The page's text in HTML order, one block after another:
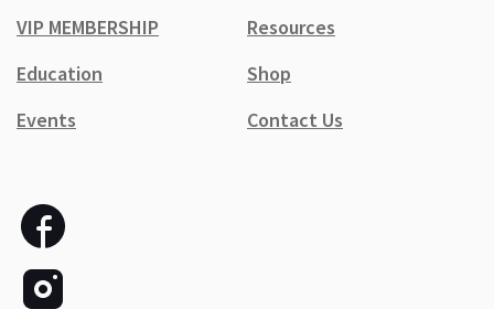
VIP MEMBERSHIP
Resources
Education
Shop
Events
Contact Us